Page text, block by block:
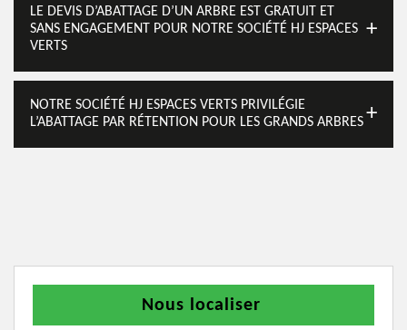
LE DEVIS D’ABATTAGE D’UN ARBRE EST GRATUIT ET
SANS ENGAGEMENT POUR NOTRE SOCIÉTÉ HJ ESPACES
VERTS
NOTRE SOCIÉTÉ HJ ESPACES VERTS PRIVILÉGIE
L’ABATTAGE PAR RÉTENTION POUR LES GRANDS ARBRES
Nous localiser